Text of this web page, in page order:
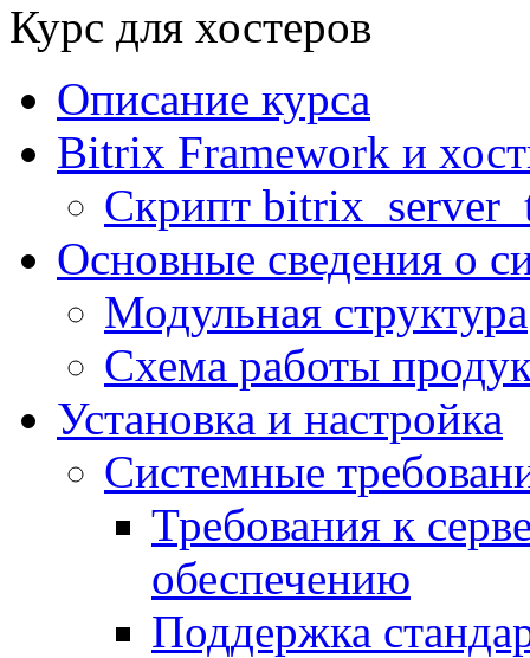
Курс для хостеров
Описание курса
Bitrix Framework и
Скрипт
Основные сведения о
Модульная структура
Схема работы
Установка и настройка
Системные
Требования к
обеспечению
Поддержка